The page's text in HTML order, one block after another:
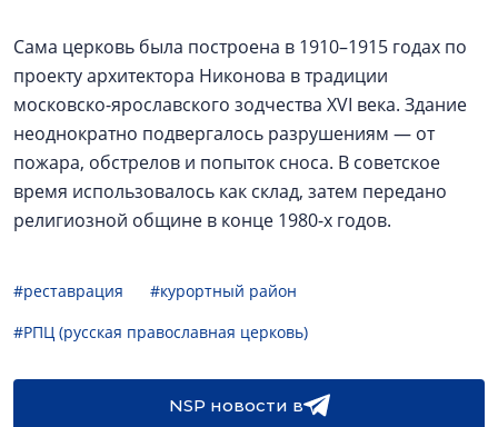
Сама церковь была построена в 1910–1915 годах по
проекту архитектора Никонова в традиции
московско-ярославского зодчества XVI века. Здание
неоднократно подвергалось разрушениям — от
пожара, обстрелов и попыток сноса. В советское
время использовалось как склад, затем передано
религиозной общине в конце 1980-х годов.
#реставрация
#курортный район
#РПЦ (русская православная церковь)
NSP новости в